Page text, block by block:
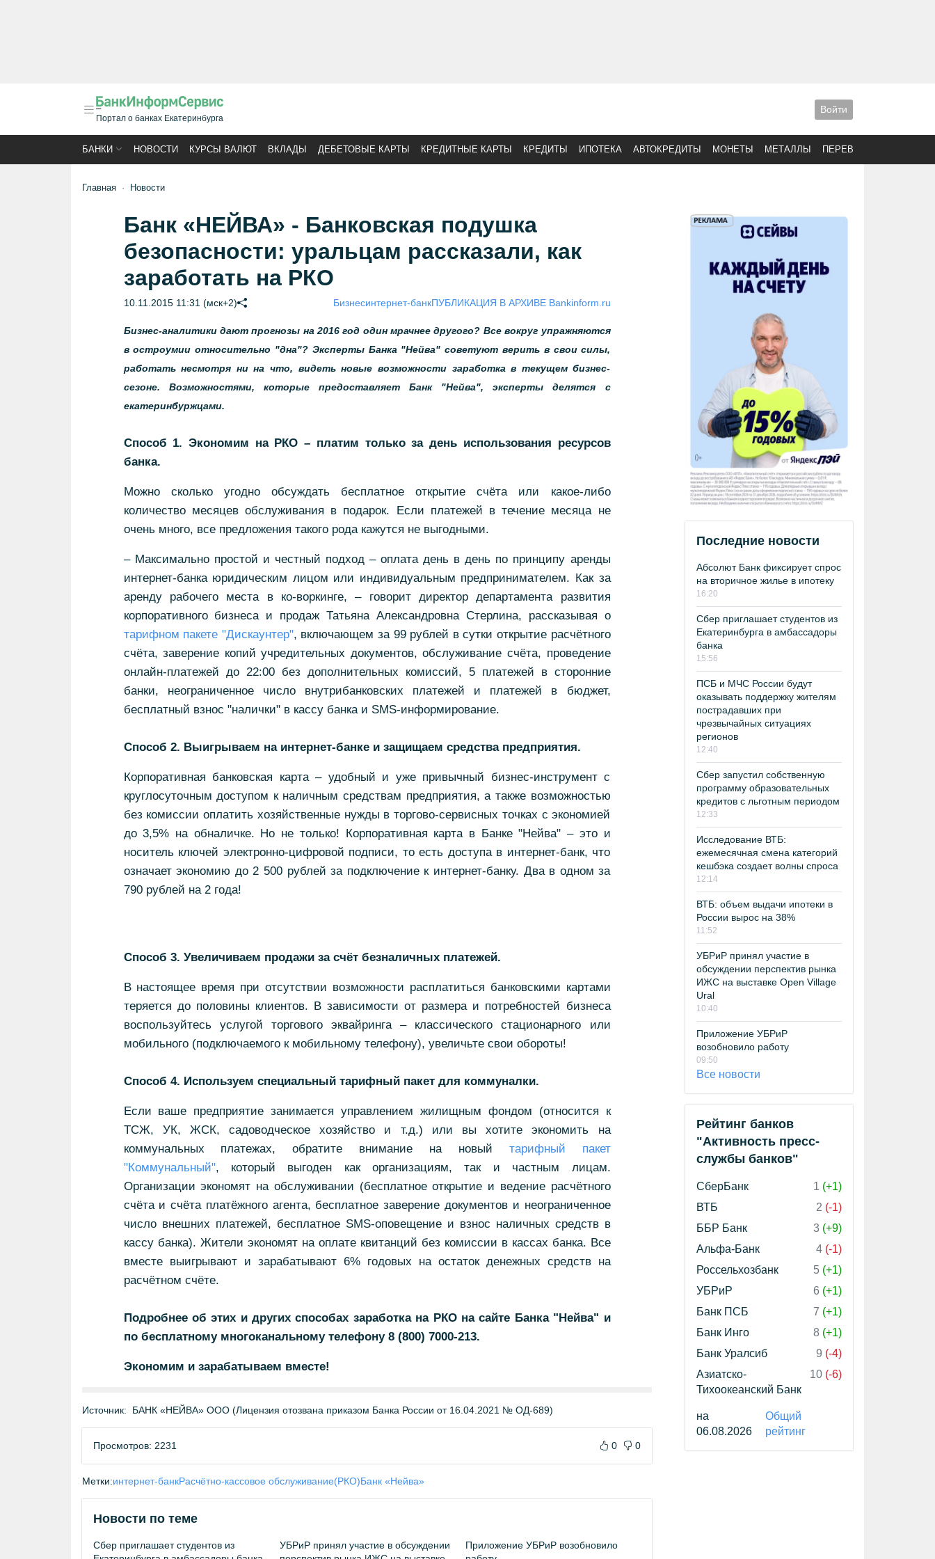
Портал о банках Екатеринбурга
Войти
БАНКИ НОВОСТИ КУРСЫ ВАЛЮТ ВКЛАДЫ ДЕБЕТОВЫЕ КАРТЫ КРЕДИТНЫЕ КАРТЫ КРЕДИТЫ ИПОТЕКА АВТОКРЕДИТЫ МОНЕТЫ МЕТАЛЛЫ ПЕРЕВОДЫ
Главная Новости
Банк «НЕЙВА» - Банковская подушка
безопасности: уральцам рассказали, как
заработать на РКО
10.11.2015 11:31 (мск+2) Бизнесинтернет-банкПУБЛИКАЦИЯ В АРХИВЕ Bankinform.ru
Бизнес-аналитики дают прогнозы на 2016 год один мрачнее другого? Все вокруг упражняются
в остроумии относительно "дна"? Эксперты Банка "Нейва" советуют верить в свои силы,
работать несмотря ни на что, видеть новые возможности заработка в текущем бизнес-
сезоне. Возможностями, которые предоставляет Банк "Нейва", эксперты делятся с
екатеринбуржцами.
Способ 1. Экономим на РКО – платим только за день использования ресурсов
банка.
Можно сколько угодно обсуждать бесплатное открытие счёта или какое-либо
количество месяцев обслуживания в подарок. Если платежей в течение месяца не
очень много, все предложения такого рода кажутся не выгодными.
– Максимально простой и честный подход – оплата день в день по принципу аренды
интернет-банка юридическим лицом или индивидуальным предпринимателем. Как за
аренду рабочего места в ко-воркинге, – говорит директор департамента развития
корпоративного бизнеса и продаж Татьяна Александровна Стерлина, рассказывая о
тарифном пакете "Дискаунтер", включающем за 99 рублей в сутки открытие расчётного
счёта, заверение копий учредительных документов, обслуживание счёта, проведение
онлайн-платежей до 22:00 без дополнительных комиссий, 5 платежей в сторонние
банки, неограниченное число внутрибанковских платежей и платежей в бюджет,
бесплатный взнос "налички" в кассу банка и SMS-информирование.
Способ 2. Выигрываем на интернет-банке и защищаем средства предприятия.
Корпоративная банковская карта – удобный и уже привычный бизнес-инструмент с
круглосуточным доступом к наличным средствам предприятия, а также возможностью
без комиссии оплатить хозяйственные нужды в торгово-сервисных точках с экономией
до 3,5% на обналичке. Но не только! Корпоративная карта в Банке "Нейва" – это и
носитель ключей электронно-цифровой подписи, то есть доступа в интернет-банк, что
означает экономию до 2 500 рублей за подключение к интернет-банку. Два в одном за
790 рублей на 2 года!
Способ 3. Увеличиваем продажи за счёт безналичных платежей.
В настоящее время при отсутствии возможности расплатиться банковскими картами
теряется до половины клиентов. В зависимости от размера и потребностей бизнеса
воспользуйтесь услугой торгового эквайринга – классического стационарного или
мобильного (подключаемого к мобильному телефону), увеличьте свои обороты!
Способ 4. Используем специальный тарифный пакет для коммуналки.
Если ваше предприятие занимается управлением жилищным фондом (относится к
ТСЖ, УК, ЖСК, садоводческое хозяйство и т.д.) или вы хотите экономить на
коммунальных платежах, обратите внимание на новый тарифный пакет
"Коммунальный", который выгоден как организациям, так и частным лицам.
Организации экономят на обслуживании (бесплатное открытие и ведение расчётного
счёта и счёта платёжного агента, бесплатное заверение документов и неограниченное
число внешних платежей, бесплатное SMS-оповещение и взнос наличных средств в
кассу банка). Жители экономят на оплате квитанций без комиссии в кассах банка. Все
вместе выигрывают и зарабатывают 6% годовых на остаток денежных средств на
расчётном счёте.
Подробнее об этих и других способах заработка на РКО на сайте Банка "Нейва" и
по бесплатному многоканальному телефону 8 (800) 7000-213.
Экономим и зарабатываем вместе!
Источник: БАНК «НЕЙВА» ООО (Лицензия отозвана приказом Банка России от 16.04.2021 № ОД-689)
Просмотров: 2231 0 0
Метки:интернет-банкРасчётно-кассовое обслуживание(РКО)Банк «Нейва»
Новости по теме
Сбер приглашает студентов из
УБРиР принял участие в обсуждении
Приложение УБРиР возобновило
Последние новости
Абсолют Банк фиксирует спрос
на вторичное жилье в ипотеку
16:20
Сбер приглашает студентов из
Екатеринбурга в амбассадоры
банка
15:56
ПСБ и МЧС России будут
оказывать поддержку жителям
пострадавших при
чрезвычайных ситуациях
регионов
12:40
Сбер запустил собственную
программу образовательных
кредитов с льготным периодом
12:33
Исследование ВТБ:
ежемесячная смена категорий
кешбэка создает волны спроса
12:14
ВТБ: объем выдачи ипотеки в
России вырос на 38%
11:52
УБРиР принял участие в
обсуждении перспектив рынка
ИЖС на выставке Open Village
Ural
10:40
Приложение УБРиР
возобновило работу
09:50
Все новости
Рейтинг банков
"Активность пресс-
службы банков"
СберБанк 1 (+1)
ВТБ
2 (-1)
ББР Банк
3 (+9)
Альфа-Банк
4 (-1)
Россельхозбанк
5 (+1)
УБРиР
6 (+1)
Банк ПСБ
7 (+1)
Банк Инго
8 (+1)
Банк Уралсиб
9 (-4)
Азиатско-
Тихоокеанский Банк
10 (-6)
на
06.08.2026
Общий
рейтинг